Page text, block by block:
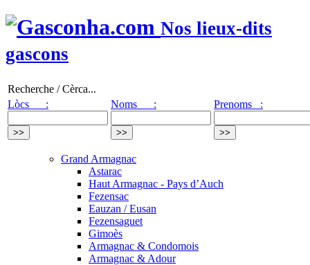
Nos lieux-dits
gascons
Recherche / Cèrca...
Lòcs :
Noms : Prenoms :
Grand Armagnac
Astarac
Haut Armagnac - Pays d’Auch
Fezensac
Eauzan / Eusan
Fezensaguet
Gimoès
Armagnac & Condomois
Armagnac & Adour